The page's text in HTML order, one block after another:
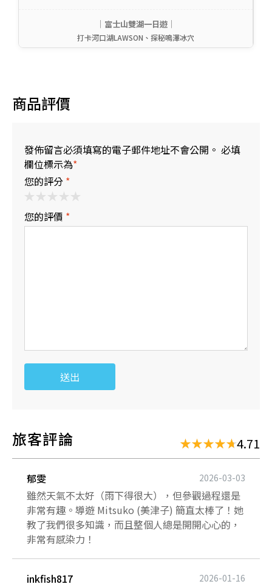
｜富士山雙湖一日遊｜
打卡河口湖LAWSON、探秘鳴澤冰穴
商品評價
發佈留言必須填寫的電子郵件地址不會公開。 必填
欄位標示為*
您的評分 *
您的評價 *
送出
旅客評論 4.71
郁雯 2026-03-03
雖然天氣不太好（雨下得很大），但參觀過程還是
非常有趣。導遊 Mitsuko (美津子) 簡直太棒了！她
教了我們很多知識，而且整個人總是開開心心的，
非常有感染力！
inkfish817 2026-01-16